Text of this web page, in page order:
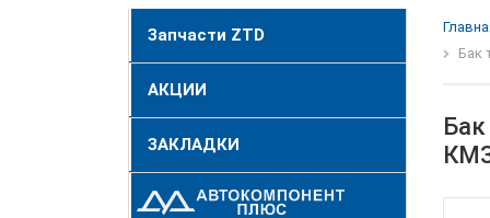
Запчасти ZTD
АКЦИИ
ЗАКЛАДКИ
Бак